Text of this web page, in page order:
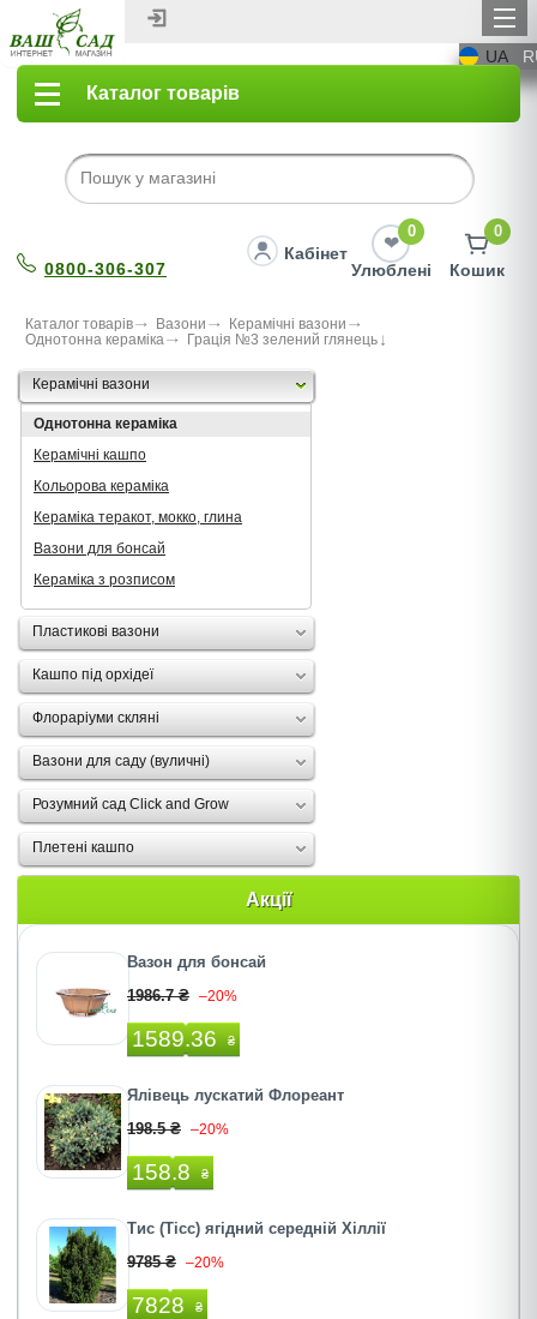
UA
Каталог товарів
0800-306-307
Кабінет
0
Улюблені
0
Кошик
Каталог товарів Вазони
Керамічні вазони
Однотонна кераміка
Грація №3 зелений глянець
Керамічні вазони
Однотонна кераміка
Керамічні кашпо
Кольорова кераміка
Кераміка теракот, мокко, глина
Вазони для бонсай
Кераміка з розписом
Пластикові вазони
Кашпо під орхідеї
Флораріуми скляні
Вазони для саду (вуличні)
Розумний сад Click and Grow
Плетені кашпо
Акції
Вазон для бонсай
1986.7 ₴ –20%
1589.36 ₴
Ялівець лускатий Флореант
198.5 ₴ –20%
158.8 ₴
Тис (Тісc) ягідний середній Хіллії
9785 ₴ –20%
7828 ₴